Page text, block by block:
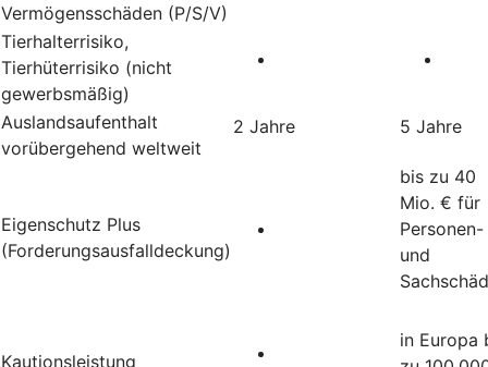
Vermögensschäden (P/S/V)
Tierhalterrisiko,
Tierhüterrisiko (nicht
gewerbsmäßig)
Auslandsaufenthalt
vorübergehend weltweit
2 Jahre 5 Jahre
Eigenschutz Plus
(Forderungsausfalldeckung)
bis zu 40
Mio. € für
Personen-
und
Kautionsleistung
in Europa